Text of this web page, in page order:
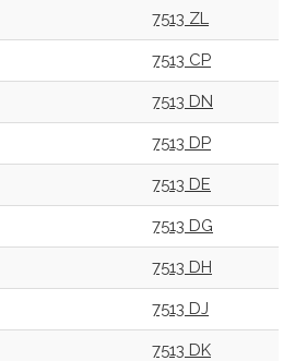
7513 ZL
7513 CP
7513 DN
7513 DP
7513 DE
7513 DG
7513 DH
7513 DJ
7513 DK